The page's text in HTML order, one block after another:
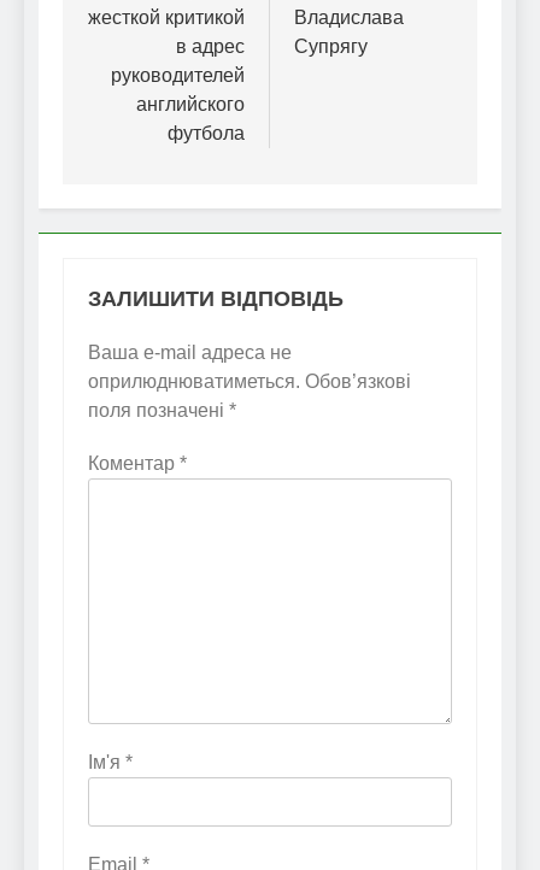
жесткой критикой
в адрес
руководителей
английского
футбола
Владислава
Супрягу
ЗАЛИШИТИ ВІДПОВІДЬ
Ваша e-mail адреса не
оприлюднюватиметься. Обов’язкові
поля позначені *
Коментар *
Ім'я *
Email *